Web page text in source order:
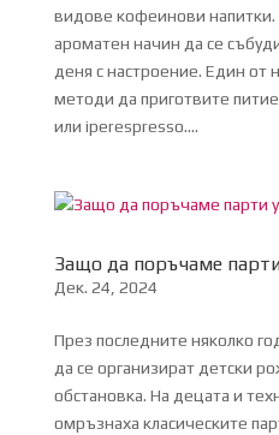
видове кофеинови напитки.
ароматен начин да се
деня с настроение. Един от
методи да приготвите
или iperespresso....
Защо да поръчаме
Дек. 24, 2024
През последните няколко
да се организират детски
обстановка. На децата и
омръзнаха класическите